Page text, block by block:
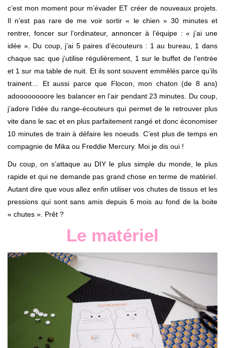
c’est mon moment pour m’évader ET créer de nouveaux projets.
Il n’est pas rare de me voir sortir « le chien » 30 minutes et
rentrer, foncer sur l’ordinateur, annoncer à l’équipe : « j’ai une
idée ». Du coup, j’ai 5 paires d’écouteurs : 1 au bureau, 1 dans
chaque sac que j’utilise régulièrement, 1 sur le buffet de l’entrée
et 1 sur ma table de nuit. Et ils sont souvent emmêlés parce qu’ils
trainent… Et aussi parce que Flocon, mon chaton (de 8 ans)
adoooooooore les balancer en l’air pendant 23 minutes. Du coup,
j’adore l’idée du range-écouteurs qui permet de le retrouver plus
vite dans le sac et en plus parfaitement rangé et donc économiser
10 minutes de train à défaire les noeuds. C’est plus de temps en
compagnie de Mika ou Freddie Mercury. Moi je dis oui !
Du coup, on s’attaque au DIY le plus simple du monde, le plus
rapide et qui ne demande pas grand chose en terme de matériel.
Autant dire que vous allez enfin utiliser vos chutes de tissus et les
pressions qui sont sans amis depuis 6 mois au fond de la boite
« chutes ». Prêt ?
Le matériel